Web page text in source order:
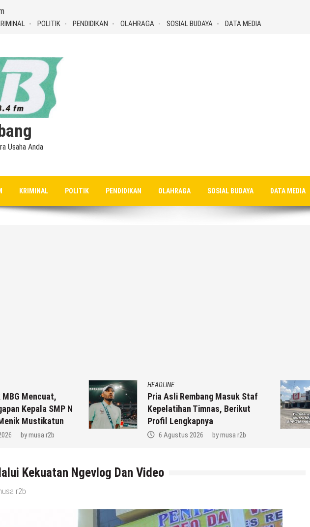
POLITIK PENDIDIKAN OLAHRAGA SOSIAL BUDAYA DATA MEDIA
Usaha Anda
KRIMINAL POLITIK PENDIDIKAN OLAHRAGA SOSIAL BUDAYA DATA MEDIA
Mencuat,
Kepala SMP N
Mustikatun
bymusa r2b
HEADLINE
Pria Asli Rembang Masuk Staf
Kepelatihan Timnas, Berikut
Profil Lengkapnya
6 Agustus 2026 bymusa r2b
Kekuatan Ngevlog Dan Video
r2b